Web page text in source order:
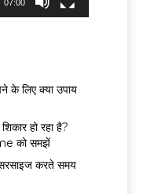
07:00
के लिए क्या उपाय
हो रहा है?
को समझें
करते समय